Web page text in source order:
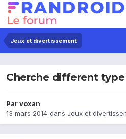
Jeux et divertissement
Cherche different
Parvoxan
13 mars 2014 dans Jeux et